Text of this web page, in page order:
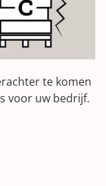
te komen
voor uw bedrijf.